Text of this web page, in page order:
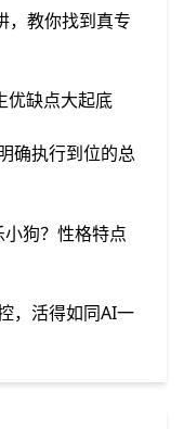
，教你找到真专
优缺点大起底
确执行到位的总
狗？性格特点
，活得如同AI一